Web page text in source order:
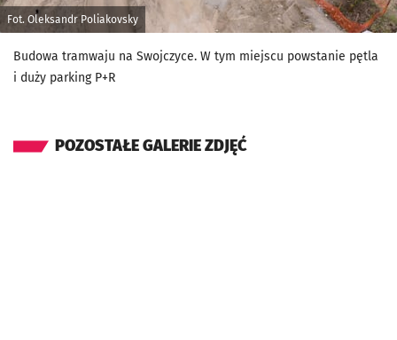
Fot. Oleksandr Poliakovsky
Budowa tramwaju na Swojczyce. W tym miejscu powstanie pętla
i duży parking P+R
POZOSTAŁE GALERIE ZDJĘĆ